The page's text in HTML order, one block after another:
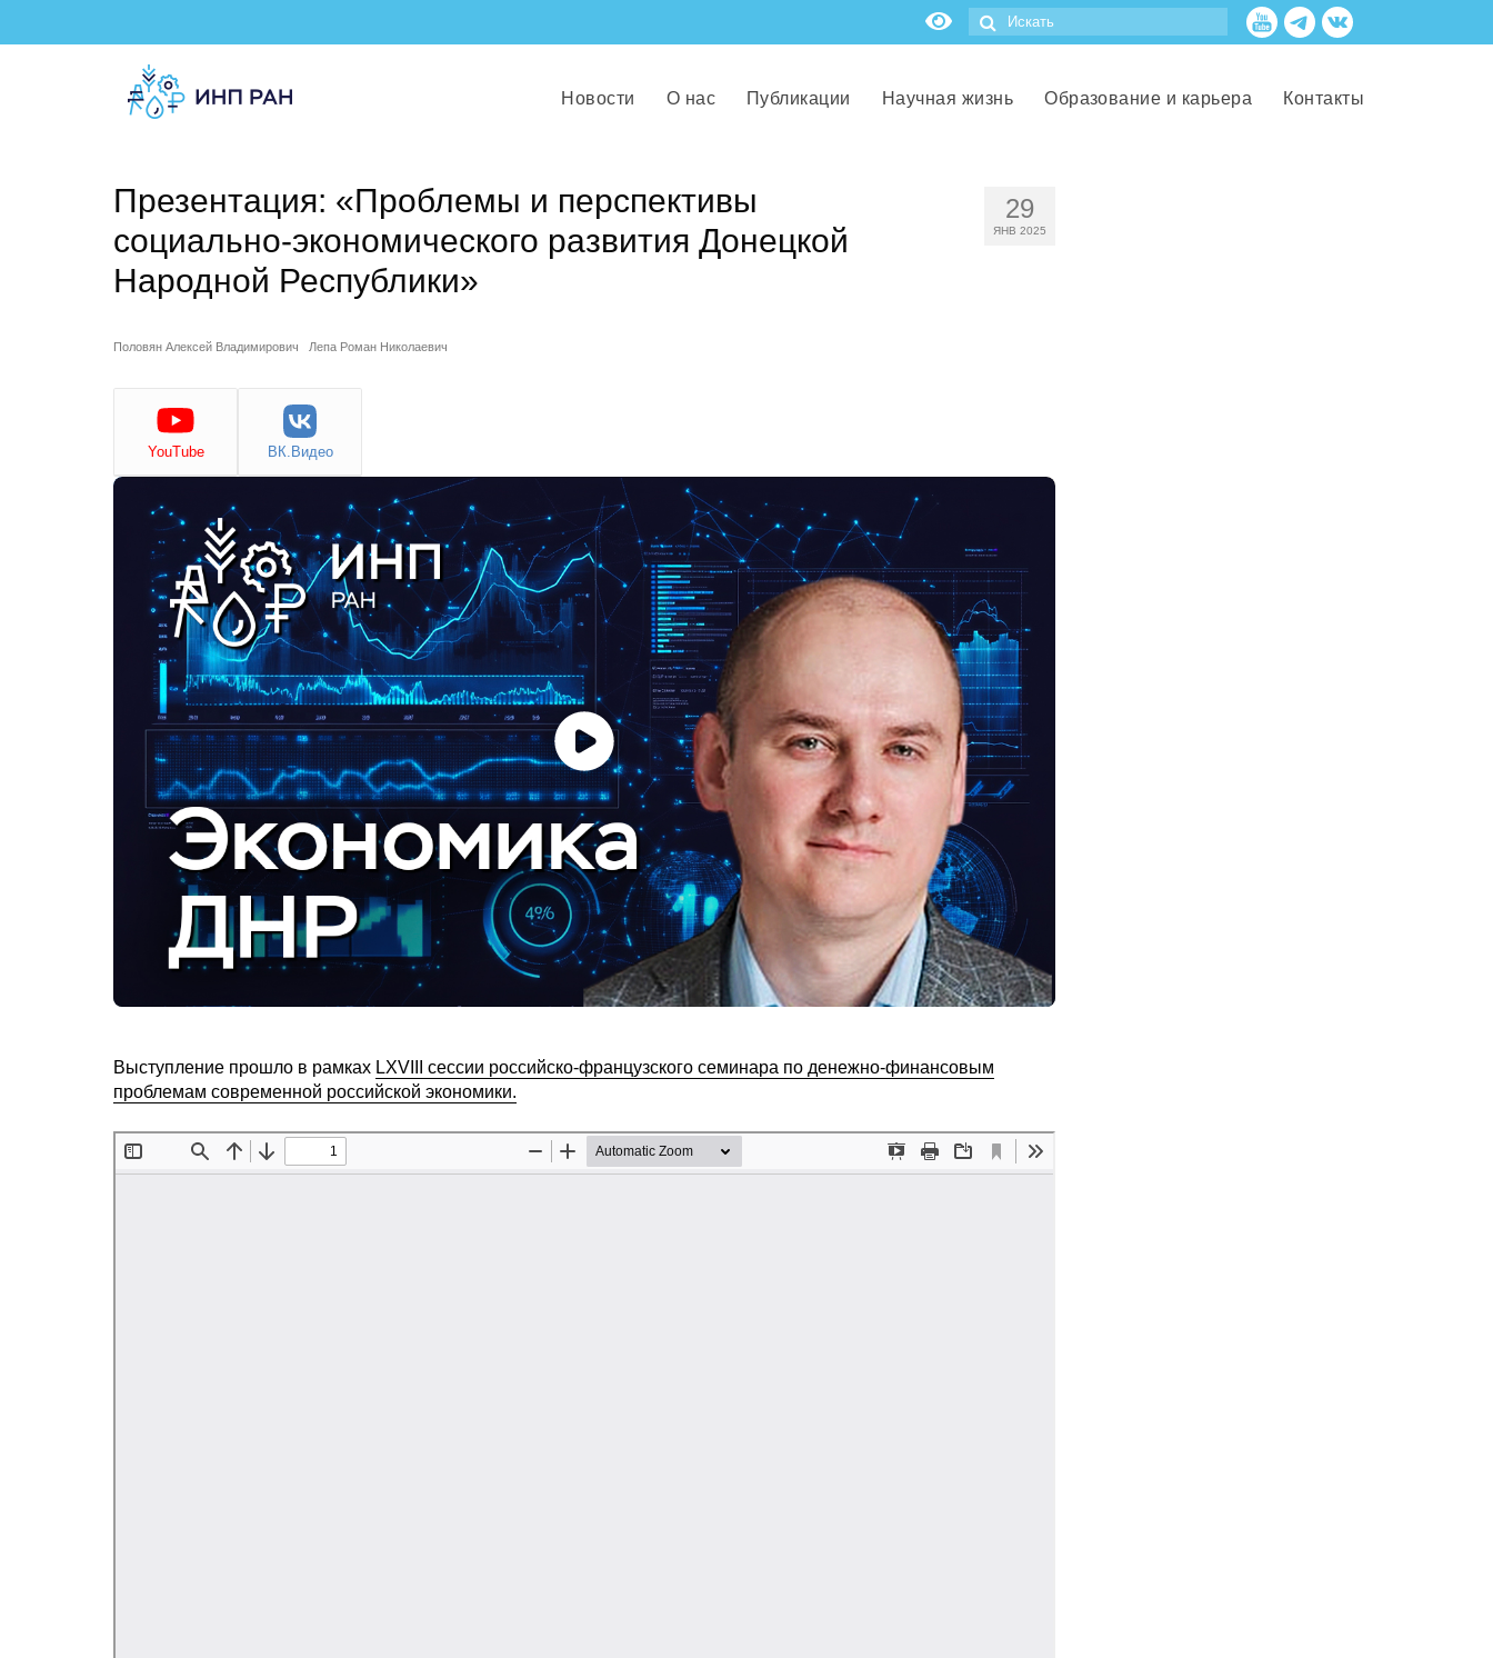
Новости О нас Публикации Научная жизнь Образование и карьера Контакты
29
ЯНВ 2025
Презентация: «Проблемы и перспективы
социально-экономического развития Донецкой
Народной Республики»
Половян Алексей Владимирович Лепа Роман Николаевич
YouTube ВК.Видео
Выступление прошло в рамках LXVIII сессии российско-французского семинара по денежно-финансовым
проблемам современной российской экономики.